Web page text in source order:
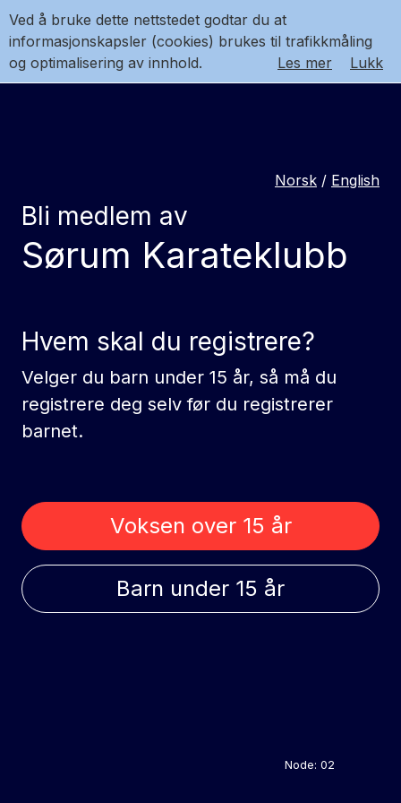
Ved å bruke dette nettstedet godtar du at
informasjonskapsler (cookies) brukes til trafikkmåling
og optimalisering av innhold.
Lukk
Les mer
Norsk / English
Bli medlem av
Sørum Karateklubb
Hvem skal du registrere?
Velger du barn under 15 år, så må du
registrere deg selv før du registrerer
barnet.
Voksen over 15 år
Barn under 15 år
Node: 02